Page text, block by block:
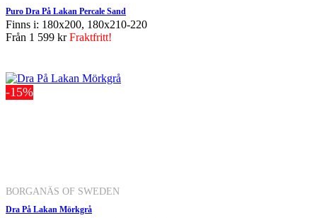
Puro Dra På Lakan Percale Sand
Finns i: 180x200, 180x210-220
Från 1 599 krFraktfritt!
-15%
BORGANÄS OF SWEDEN
Dra På Lakan Mörkgrå